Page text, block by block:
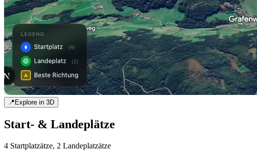
📍Explore in 3D
Start- & Landeplätze
4 Startplatzätze, 2 Landeplatzätze